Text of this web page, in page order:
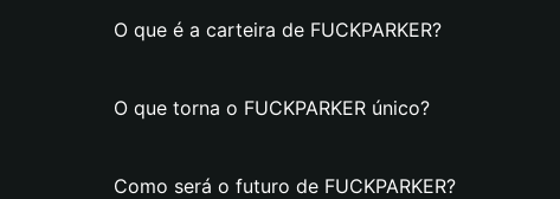
O que é a carteira de FUCKPARKER?
O que torna o FUCKPARKER único?
Como será o futuro de FUCKPARKER?